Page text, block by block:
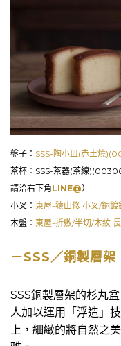
盤子： SSS-陶小皿(赤土燒
茶杯：SSS-茶器(茶線
請洽右下角LINE@）
小叉： 東屋-猿山修 小叉/銅
木盤： 東屋-折敷/半切/木紋
－SSS／銅製層
SSS銅製層架的杉丸
人加以運用「浮造」
上，細緻的將自然之